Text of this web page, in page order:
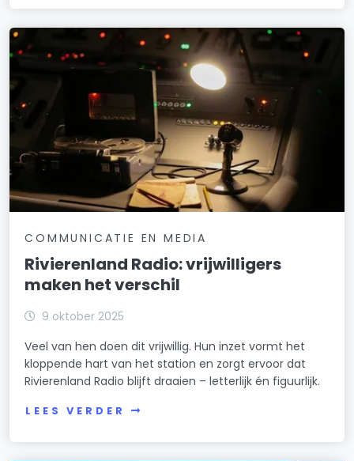
COMMUNICATIE EN MEDIA
Rivierenland Radio: vrijwilligers
maken het verschil
9 oktober 2025
Veel van hen doen dit vrijwillig. Hun inzet vormt het
kloppende hart van het station en zorgt ervoor dat
Rivierenland Radio blijft draaien – letterlijk én figuurlijk.
LEES VERDER